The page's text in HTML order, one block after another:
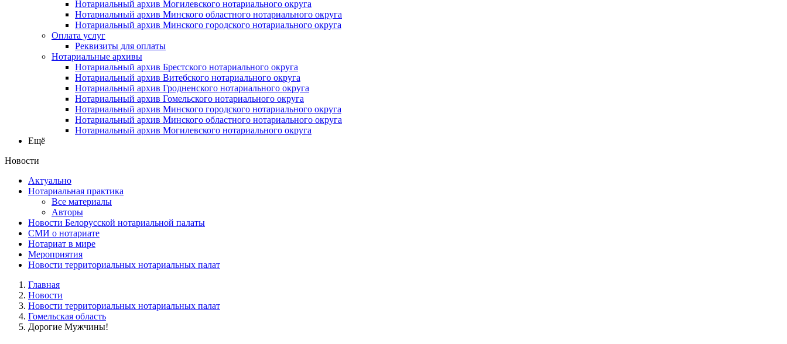
Нотариальный архив Могилевского нотариального округа
Нотариальный архив Минского областного нотариального округа
Нотариальный архив Минского городского нотариального округа
Оплата услуг
Реквизиты для оплаты
Нотариальные архивы
Нотариальный архив Брестского нотариального округа
Нотариальный архив Витебского нотариального округа
Нотариальный архив Гродненского нотариального округа
Нотариальный архив Гомельского нотариального округа
Нотариальный архив Минского городского нотариального округа
Нотариальный архив Минского областного нотариального округа
Нотариальный архив Могилевского нотариального округа
Ещё
Новости
Актуально
Нотариальная практика
Все материалы
Авторы
Новости Белорусской нотариальной палаты
СМИ о нотариате
Нотариат в мире
Мероприятия
Новости территориальных нотариальных палат
Главная
Новости
Новости территориальных нотариальных палат
Гомельская область
Дорогие Мужчины!